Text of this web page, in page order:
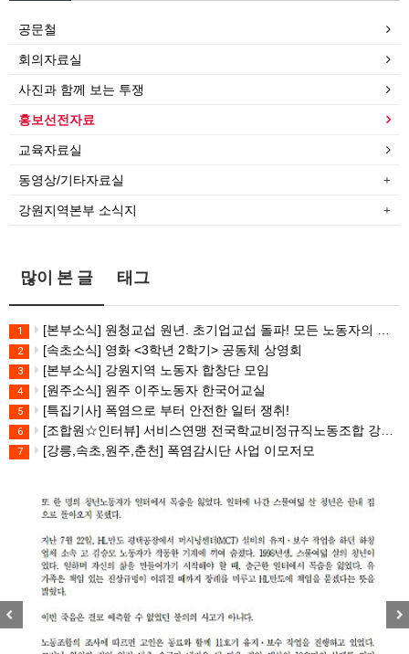
공문철
회의자료실
사진과 함께 보는 투쟁
홍보선전자료
교육자료실
동영상/기타자료실
강원지역본부 소식지
많이 본 글 태그
1 [본부소식] 원청교섭 원년. 초기업교섭 돌파! 모든 노동자의 노동기본권 쟁취! 민주노총 7.15 총파업대회
2 [속초소식] 영화 <3학년 2학기> 공동체 상영회
3 [본부소식] 강원지역 노동자 합창단 모임
4 [원주소식] 원주 이주노동자 한국어교실
5 [특집기사] 폭염으로 부터 안전한 일터 쟁취!
6 [조합원☆인터뷰] 서비스연맹 전국학교비정규직노동조합 강원지부 김유미 춘천지회장
7 [강릉,속초,원주,춘천] 폭염감시단 사업 이모저모